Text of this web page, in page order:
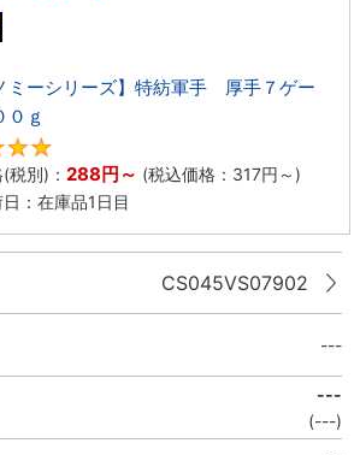
ミーシリーズ】特紡軍手 厚手７ゲー
ｇ
税別)： 288円 ～ (税込価格： 317円 ～)
：在庫品1日目
CS045VS07902
---
---
(---)